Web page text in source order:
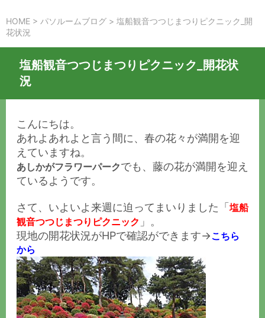
HOME > パソルームブログ > 塩船観音つつじまつりピクニック_開
花状況
塩船観音つつじまつりピクニック_開花状
況
こんにちは。
あれよあれよと言う間に、春の花々が満開を迎
えていますね。
あしかがフラワーパークでも、藤の花が満開を迎え
ているようです。
さて、いよいよ来週に迫ってまいりました「 塩船
観音つつじまつりピクニック 」。
現地の開花状況がHPで確認ができます→こちら
から